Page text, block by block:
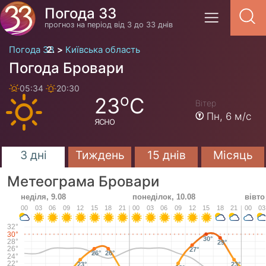
Погода 33
прогноз на період від 3 до 33 днів
Погода 33 Київська область
Погода Бровари
05:34 20:30
23oC
ясно
Вітер
Пн, 6 м/с
3 дні Тиждень 15 днів Місяць
Метеограма Бровари
22°
24°
26°
28°
30°
32°
23°
26° 26°
27°
30°
29°
23°
00
неділя, 9.08
03 06 09 12 15 18 21 00
понеділок, 10.08
03 06 09 12 15 18 21 00 03